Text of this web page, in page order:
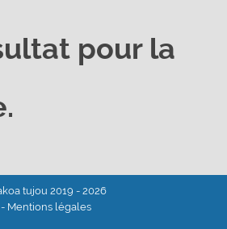
pour la
tujou 2019 - 2026
- Mentions légales